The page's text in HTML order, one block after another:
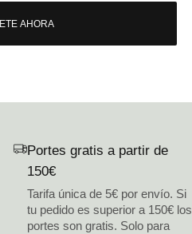
AHORA
Portes gratis a partir de
150€
Tarifa única de 5€ por envío. Si
tu pedido es superior a 150€ los
portes son gratis. Solo para